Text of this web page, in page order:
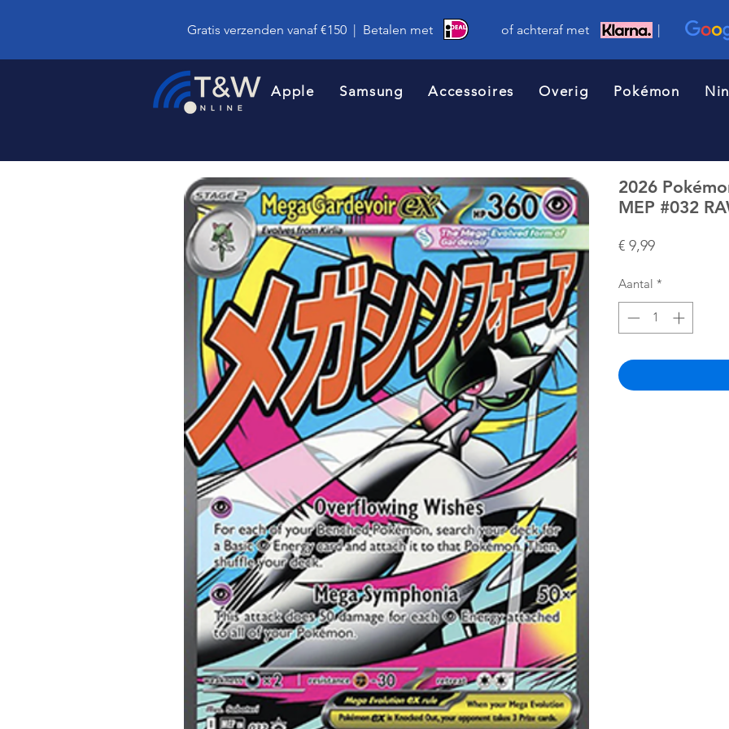
Gratis verzenden vanaf €150 | Betalen met of achteraf met |
Apple Samsung Accessoires Overig Pokémon
2026
MEP #032
€ 9,99Prijs
Aantal *